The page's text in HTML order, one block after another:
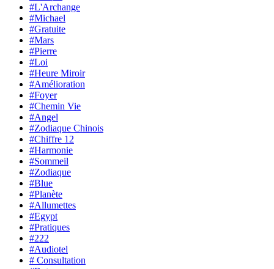
#L'Archange
#Michael
#Gratuite
#Mars
#Pierre
#Loi
#Heure Miroir
#Amélioration
#Foyer
#Chemin Vie
#Angel
#Zodiaque Chinois
#Chiffre 12
#Harmonie
#Sommeil
#Zodiaque
#Blue
#Planète
#Allumettes
#Egypt
#Pratiques
#222
#Audiotel
# Consultation